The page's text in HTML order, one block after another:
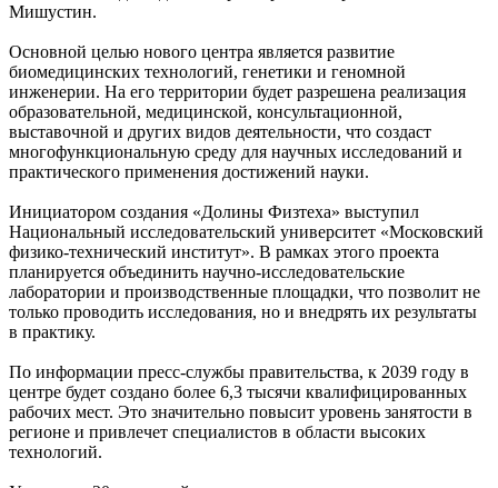
Мишустин.
Основной целью нового центра является развитие
биомедицинских технологий, генетики и геномной
инженерии. На его территории будет разрешена реализация
образовательной, медицинской, консультационной,
выставочной и других видов деятельности, что создаст
многофункциональную среду для научных исследований и
практического применения достижений науки.
Инициатором создания «Долины Физтеха» выступил
Национальный исследовательский университет «Московский
физико-технический институт». В рамках этого проекта
планируется объединить научно-исследовательские
лаборатории и производственные площадки, что позволит не
только проводить исследования, но и внедрять их результаты
в практику.
По информации пресс-службы правительства, к 2039 году в
центре будет создано более 6,3 тысячи квалифицированных
рабочих мест. Это значительно повысит уровень занятости в
регионе и привлечет специалистов в области высоких
технологий.